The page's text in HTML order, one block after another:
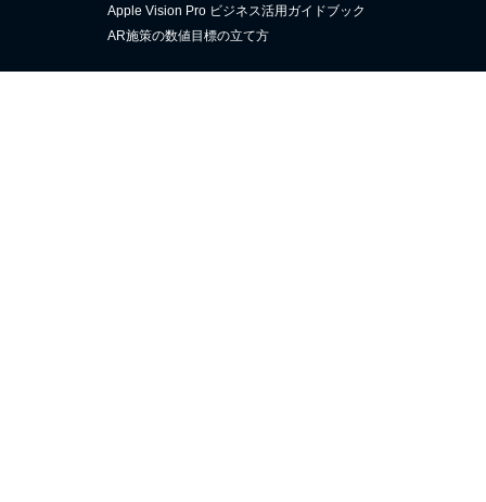
Apple Vision Pro ビジネス活用ガイドブック
AR施策の数値目標の立て方